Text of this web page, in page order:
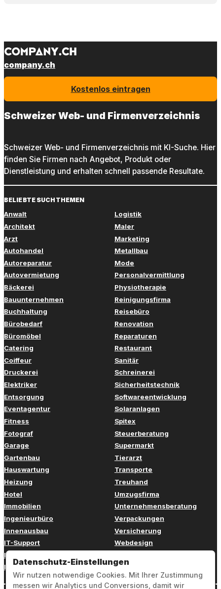
company.ch
Kostenlos eintragen
Schweizer Web- und Firmenverzeichnis
Schweizer Web- und Firmenverzeichnis mit KI-Suche. Hier
finden Sie Firmen nach Angebot, Produkt oder
Dienstleistung und erhalten schnell passende Resultate.
BELIEBTE SUCHTHEMEN
Anwalt
Architekt
Arzt
Autohandel
Autoreparatur
Autovermietung
Bäckerei
Bauunternehmen
Buchhaltung
Bürobedarf
Büromöbel
Catering
Coiffeur
Druckerei
Elektriker
Entsorgung
Eventagentur
Fitness
Fotograf
Garage
Gartenbau
Hauswartung
Heizung
Hotel
Immobilien
Ingenieurbüro
Innenausbau
IT-Support
Kinderbetreuung
Kosmetik
Logistik
Maler
Marketing
Metallbau
Mode
Personalvermittlung
Physiotherapie
Reinigungsfirma
Reisebüro
Renovation
Reparaturen
Restaurant
Sanitär
Schreinerei
Sicherheitstechnik
Softwareentwicklung
Solaranlagen
Spitex
Steuerberatung
Supermarkt
Tierarzt
Transporte
Treuhand
Umzugsfirma
Unternehmensberatung
Verpackungen
Versicherung
Webdesign
Zahnarzt
Datenschutz-Einstellungen
Wir nutzen notwendige Cookies. Mit Ihrer Zustimmung
messen wir Analytics und Conversions, damit wir